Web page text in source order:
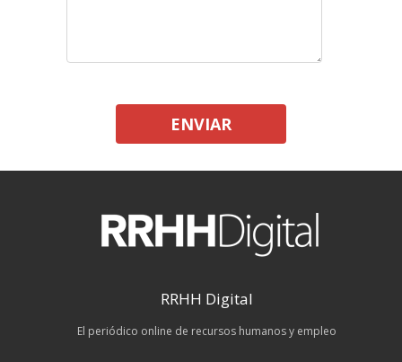
ENVIAR
RRHH Digital
El periódico online de recursos humanos y empleo